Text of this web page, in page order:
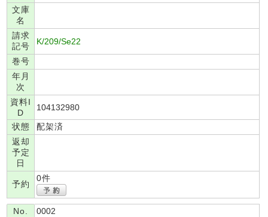
文庫
名
請求
記号
K/209/Se22
巻号
年月
次
資料I
D
104132980
状態
配架済
返却
予定
日
予約
0件
No.
0002